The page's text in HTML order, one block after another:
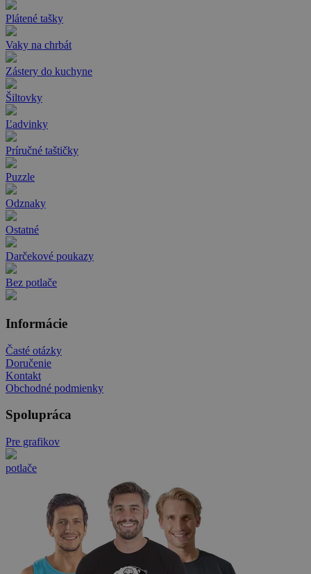
Plátené tašky
Vaky na chrbát
Zástery do kuchyne
Šiltovky
Ľadvinky
Príručné taštičky
Puzzle
Odznaky
Ostatné
Darčekové poukazy
Bez potlače
Informácie
Časté otázky
Doručenie
Kontakt
Obchodné podmienky
Spolupráca
Pre grafikov
potlače